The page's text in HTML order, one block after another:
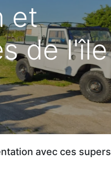
et
de l'île
avec ces supers